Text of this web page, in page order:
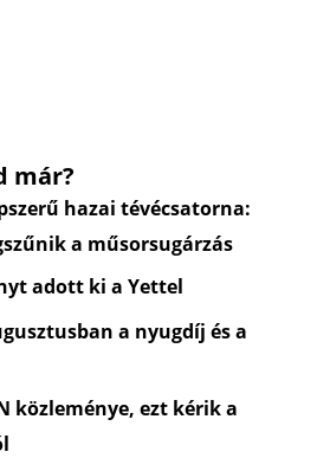
már?
hazai tévécsatorna:
a műsorsugárzás
adott ki a Yettel
a nyugdíj és a
közleménye, ezt kérik a